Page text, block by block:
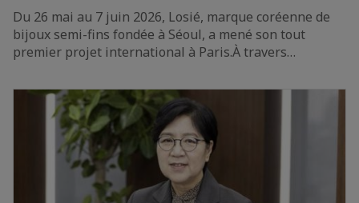
Du 26 mai au 7 juin 2026, Losié, marque coréenne de
bijoux semi-fins fondée à Séoul, a mené son tout
premier projet international à Paris.À travers…